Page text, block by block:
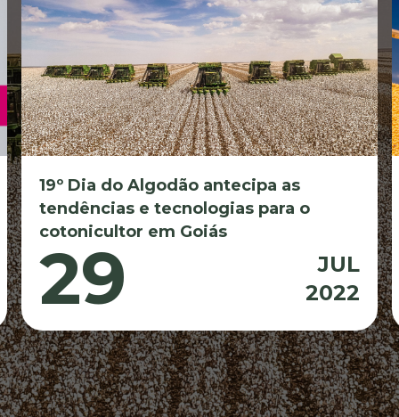
19º Dia do Algodão antecipa as
tendências e tecnologias para o
cotonicultor em Goiás
29
JUL
2022